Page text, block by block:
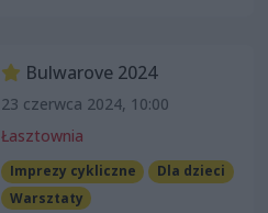
Bulwarove 2024
23 czerwca 2024, 10:00
Łasztownia
Imprezy cykliczne
Dla dzieci
Warsztaty